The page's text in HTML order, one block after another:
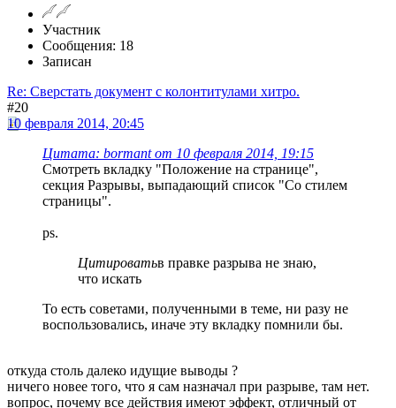
Участник
Сообщения: 18
Записан
Re: Сверстать документ с колонтитулами хитро.
#20
10 февраля 2014, 20:45
Цитата: bormant от 10 февраля 2014, 19:15
Смотреть вкладку "Положение на странице",
секция Разрывы, выпадающий список "Со стилем
страницы".
ps.
Цитироватьв правке разрыва не знаю,
что искать
То есть советами, полученными в теме, ни разу не
воспользовались, иначе эту вкладку помнили бы.
откуда столь далеко идущие выводы ?
ничего новее того, что я сам назначал при разрыве, там нет.
вопрос, почему все действия имеют эффект, отличный от